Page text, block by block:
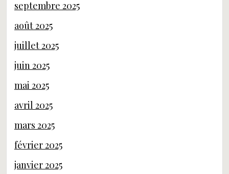
septembre 2025
août 2025
juillet 2025
juin 2025
mai 2025
avril 2025
mars 2025
février 2025
janvier 2025